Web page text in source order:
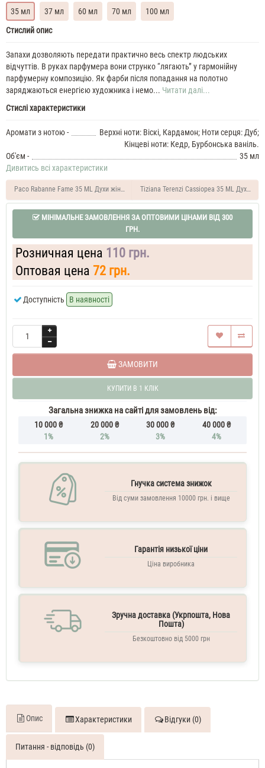
35 мл 37 мл 60 мл 70 мл
100 мл
Hugo
Noble
Wood
35
ML
чоловічіHugo
Noble
37
ML
Духи
Boss
60
Парфум
чоловічийHugo
Noble
70
Духи
Boss
Wood
Стислий опис
Запахи дозволяють передати практично весь спектр людських
відчуттів. В руках парфумера вони струнко “лягають” у гармонійну
парфумерну композицію. Як фарби після попадання на полотно
заряджаються енергією художника і немо... Читати далі...
Стислі характеристики
Аромати з нотою -
Верхні ноти: Віскі, Кардамон; Ноти серця: Дуб;
Кінцеві ноти: Кедр, Бурбонська ваніль.
Об'єм -
35 мл
Дивитись всі характеристики
Paco Rabanne Fame 35 ML Духи жіночі Tiziana Terenzi Cassiopea 35 ML Духи
МІНІМАЛЬНЕ ЗАМОВЛЕННЯ ЗА ОПТОВИМИ ЦІНАМИ ВІД 300
ГРН.
Розничная цена 110 грн.
Оптовая цена 72 грн.
Доступність В наявності
ЗАМОВИТИ
КУПИТИ В 1 КЛІК
Загальна знижка на сайті для замовлень від:
10 000 ₴
1%
20 000 ₴
2%
30 000 ₴
3%
40 000 ₴
4%
Гнучка система знижок
Від суми замовлення 10000 грн. і вище
Гарантія низької ціни
Ціна виробника
Зручна доставка (Укрпошта, Нова
Пошта)
Безкоштовно від 5000 грн
Опис Характеристики Відгуки (0)
Питання - відповідь (0)